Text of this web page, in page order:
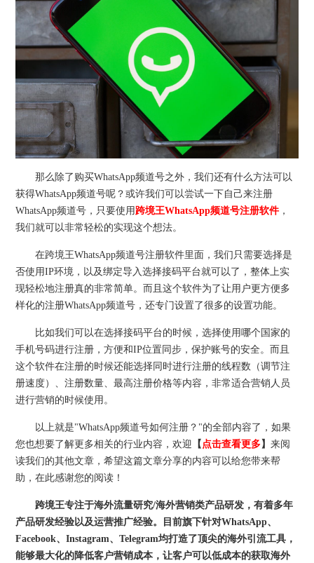
那么除了购买WhatsApp频道号之外，我们还有什么方法可以
获得WhatsApp频道号呢？或许我们可以尝试一下自己来注册
WhatsApp频道号，只要使用跨境王WhatsApp频道号注册软件，
我们就可以非常轻松的实现这个想法。
在跨境王WhatsApp频道号注册软件里面，我们只需要选择是
否使用IP环境，以及绑定导入选择接码平台就可以了，整体上实
现轻松地注册真的非常简单。而且这个软件为了让用户更方便多
样化的注册WhatsApp频道号，还专门设置了很多的设置功能。
比如我们可以在选择接码平台的时候，选择使用哪个国家的
手机号码进行注册，方便和IP位置同步，保护账号的安全。而且
这个软件在注册的时候还能选择同时进行注册的线程数（调节注
册速度）、注册数量、最高注册价格等内容，非常适合营销人员
进行营销的时候使用。
以上就是"WhatsApp频道号如何注册？"的全部内容了，如果
您也想要了解更多相关的行业内容，欢迎 【 点击查看更多】来阅
读我们的其他文章，希望这篇文章分享的内容可以给您带来帮
助，在此感谢您的阅读！
跨境王专注于海外流量研究/海外营销类产品研发，有着多年
产品研发经验以及运营推广经验。目前旗下针对WhatsApp、
Facebook、Instagram、Telegram均打造了顶尖的海外引流工具，
能够最大化的降低客户营销成本，让客户可以低成本的获取海外